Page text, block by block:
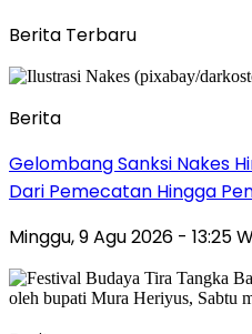
Berita Terbaru
Berita
Gelombang Sanksi Nakes
Dari Pemecatan Hingga
Minggu, 9 Agu 2026 - 13:25